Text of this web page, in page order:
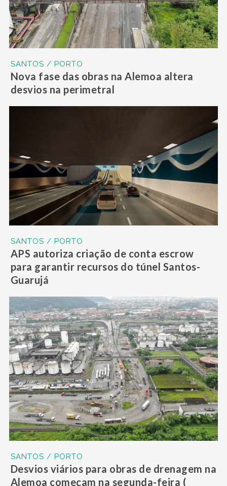
SANTOS / PORTO
Nova fase das obras na Alemoa altera
desvios na perimetral
SANTOS / PORTO
APS autoriza criação de conta escrow
para garantir recursos do túnel Santos-
Guarujá
SANTOS / PORTO
Desvios viários para obras de drenagem na
Alemoa começam na segunda-feira (